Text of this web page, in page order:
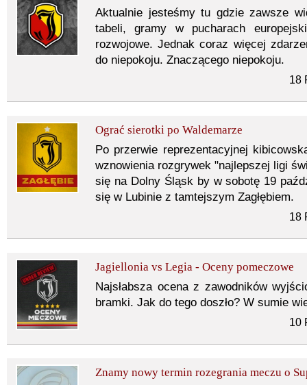
Aktualnie jesteśmy tu gdzie zawsze
tabeli, gramy w pucharach
rozwojowe. Jednak coraz więcej
do niepokoju. Znaczącego niepokoju.
18
Ograć sierotki po Waldemarze
Po przerwie reprezentacyjnej
wznowienia rozgrywek "najlepszej ligi
się na Dolny Śląsk by w sobotę 19
się w Lubinie z tamtejszym Zagłębiem.
18
Jagiellonia vs Legia - Oceny pomeczowe
Najsłabsza ocena z zawodników
bramki. Jak do tego doszło? W sumie
10
Znamy nowy termin rozegrania meczu o